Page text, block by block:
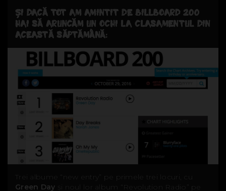
ȘI DACĂ TOT AM AMINTIT DE BILLBOARD 200
HAI SĂ ARUNCĂM UN OCHI LA CLASAMENTUL DIN
ACEASTĂ SĂPTĂMÂNĂ:
Trei albume “new entry” pe primele trei locuri, cu
Green Day și noul lor album “Revolution Radio” pe